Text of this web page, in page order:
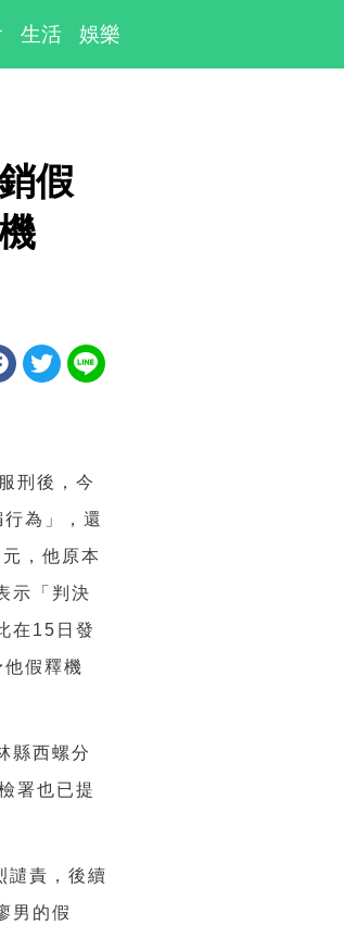
生活 娛樂
假
刑後，今
為」，還
元，他原本
示
「 判決
在 15 日發
假釋機
縣西螺分
署也已提
譴責，後續
男的假